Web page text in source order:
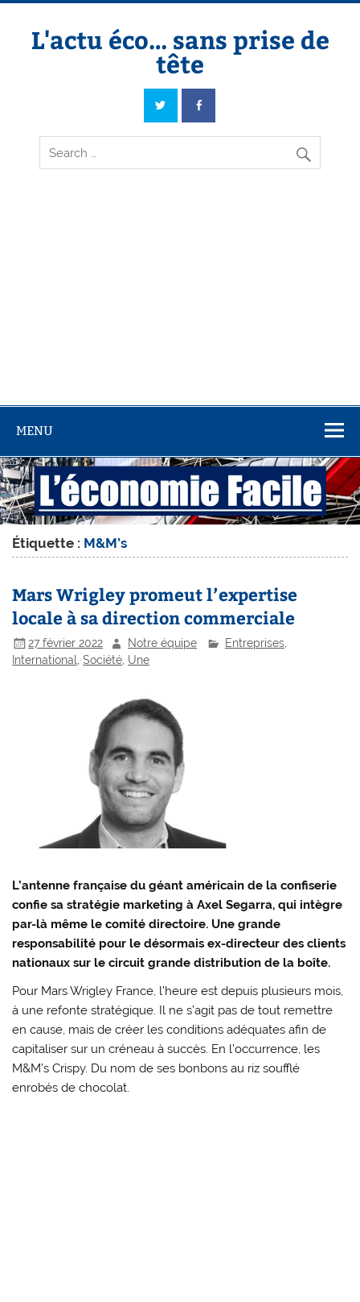
Skip
contentL'actu éco… sans prise de
tête
L'actu éco… sans prise de tête
MENU
Étiquette : M&M’s
Mars Wrigley promeut l’expertise
locale à sa direction commerciale
27 février 2022 Notre équipe Entreprises,
International ,Société Une
L’antenne française du géant américain de la confiserie
confie sa stratégie marketing àAxel Segarra, qui intègre
par-là même le comité directoire. Une grande
responsabilité pour le désormais ex-directeur des clients
nationaux sur le circuit grande distributionde la boîte.
Pour Mars Wrigley France, l’heure est depuis plusieurs mois,
à une refonte stratégique. Il ne s’agit pas de tout remettre
en cause, mais de créer les conditions adéquates afin de
capitaliser sur un créneau à succès. En l’occurrence, les
M&M’s Crispy. Du nom de ses bonbons au riz soufflé
enrobés de chocolat.